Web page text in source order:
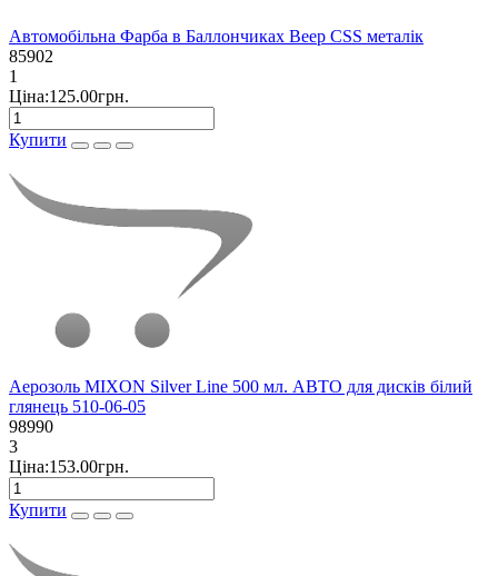
Автомобільна Фарба в Баллончиках Beep CSS металік
85902
1
Ціна:125.00грн.
Купити
Аерозоль MIXON Silver Line 500 мл. АВТО для дисків білий
глянець 510-06-05
98990
3
Ціна:153.00грн.
Купити